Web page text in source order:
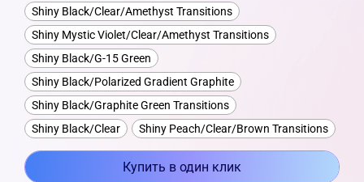
Shiny Black/Clear/Amethyst Transitions
Shiny Mystic Violet/Clear/Amethyst Transitions
Shiny Black/G-15 Green
Shiny Black/Polarized Gradient Graphite
Shiny Black/Graphite Green Transitions
Shiny Black/Clear
Shiny Peach/Clear/Brown Transitions
Купить в один клик